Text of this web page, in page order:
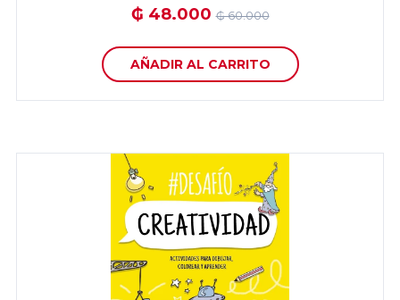
₲ 48.000₲ 60.000
AÑADIR AL CARRITO